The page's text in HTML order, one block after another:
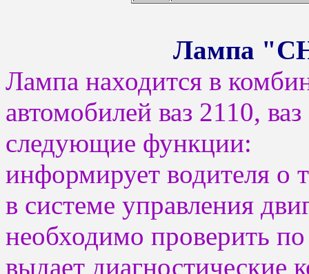
Лампа
Лампа находится в
автомобилей ваз 2110,
следующие функции:
информирует водителя о
в системе управления
необходимо проверить
выдает диагностические